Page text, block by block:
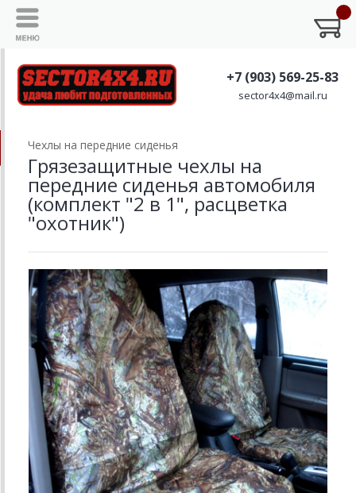
+7 (903) 569-25-83
sector4x4@mail.ru
Чехлы на передние сиденья
Грязезащитные чехлы на
передние сиденья автомобиля
(комплект "2 в 1", расцветка
"охотник")